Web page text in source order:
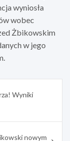
wyniosła
wobec
Żbikowskim
w jego
Wyniki
nowym